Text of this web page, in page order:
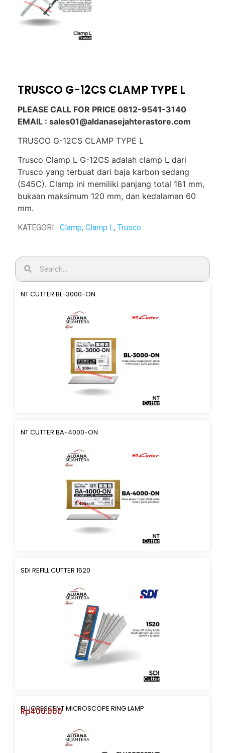
TRUSCO G-12CS CLAMP TYPE L
PLEASE CALL FOR PRICE 0812-9541-3140
EMAIL : sales01@aldanasejahterastore.com
TRUSCO G-12CS CLAMP TYPE L
Trusco Clamp L G-12CS adalah clamp L dari
Trusco yang terbuat dari baja karbon sedang
(S45C). Clamp ini memiliki panjang total 181 mm,
bukaan maksimum 120 mm, dan kedalaman 60
mm.
KATEGORI : Clamp, Clamp L, Trusco
NT CUTTER BL-3000-ON
NT CUTTER BA-4000-ON
SDI REFILL CUTTER 1520
FLUORESCENT MICROSCOPE RING LAMP
Rp400.000